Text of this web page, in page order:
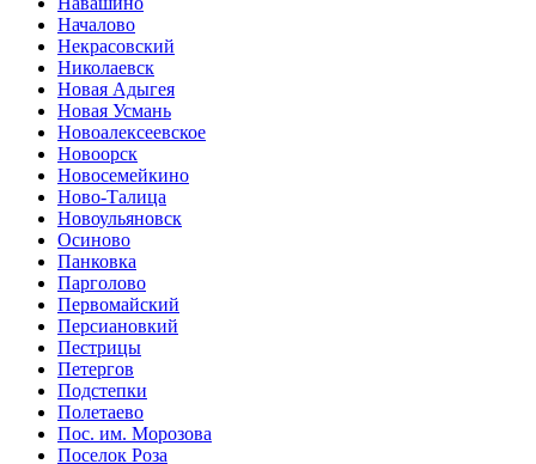
Началово
Некрасовский
Николаевск
Новая Адыгея
Новая Усмань
Новоалексеевское
Новоорск
Новосемейкино
Ново-Талица
Новоульяновск
Осиново
Панковка
Парголово
Первомайский
Персиановкий
Пестрицы
Петергов
Подстепки
Полетаево
Пос. им. Морозова
Поселок Роза